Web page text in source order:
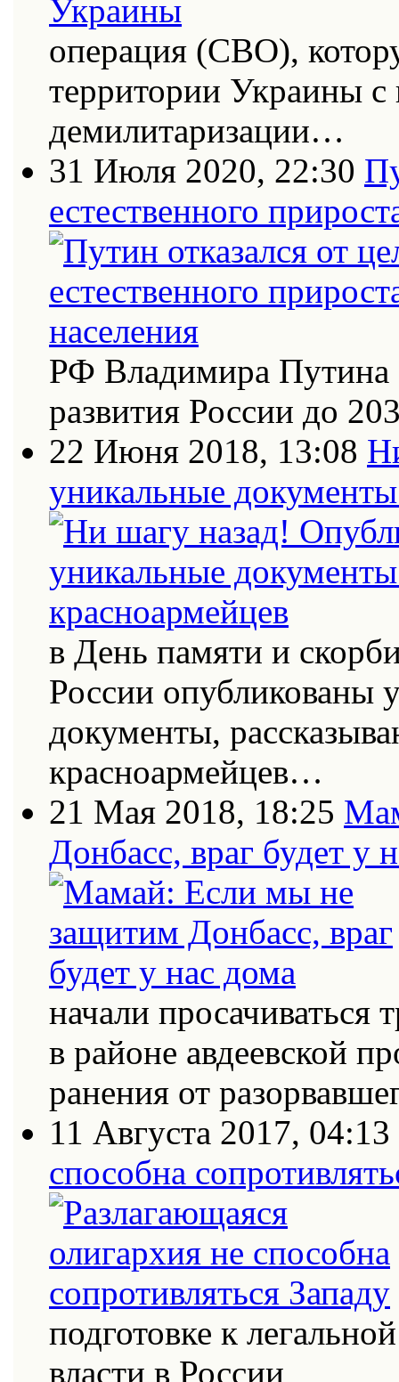
операция (СВО),
территории Украины
демилитаризации…
31 Июля 2020, 22:30
естественного
РФ Владимира Путина
развития России до
22 Июня 2018, 13:08
уникальные
в День памяти и
России опубликованы
документы,
красноармейцев…
21 Мая 2018, 18:25
Донбасс, враг будет у
начали
в районе авдеевской
ранения от
11 Августа 2017, 04:13
способна
подготовке к
власти в России